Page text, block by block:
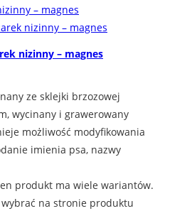
nizinny – magnes
ze sklejki brzozowej
wycinany i grawerowany
możliwość modyfikowania
imienia psa, nazwy
produkt ma wiele wariantów.
na stronie produktu